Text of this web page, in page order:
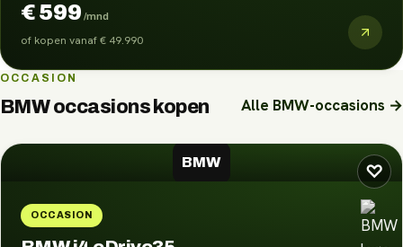
€ 599 /mnd
of kopen vanaf€ 49.990
OCCASION
BMWoccasions kopen Alle BMW-occasions →
♡
BMW
OCCASION